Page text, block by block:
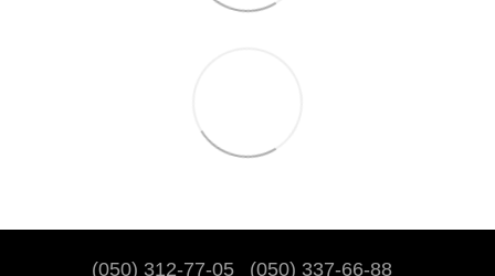
(050) 312-77-05 (050) 337-66-88